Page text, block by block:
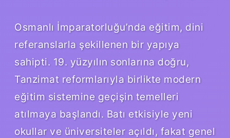
Osmanlı İmparatorluğu’nda eğitim, dini
referanslarla şekillenen bir yapıya
sahipti. 19. yüzyılın sonlarına doğru,
Tanzimat reformlarıyla birlikte modern
eğitim sistemine geçişin temelleri
atılmaya başlandı. Batı etkisiyle yeni
okullar ve üniversiteler açıldı, fakat genel